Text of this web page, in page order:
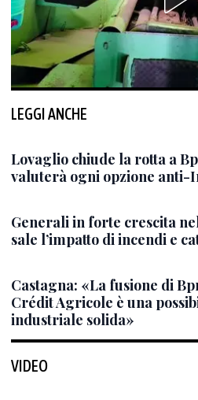
LEGGI ANCHE
Lovaglio chiude la rotta a
valuterà ogni opzione anti-
Generali in forte crescita
sale l’impatto di incendi e
Castagna: «La fusione di
Crédit Agricole è una
industriale solida»
VIDEO